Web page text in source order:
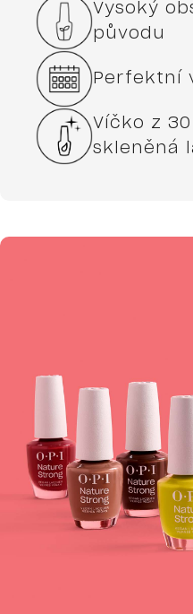
Vysoký
původu
Perfektní
Víčko z 30
skleněná